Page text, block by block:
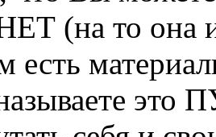
(на то она и
есть
это